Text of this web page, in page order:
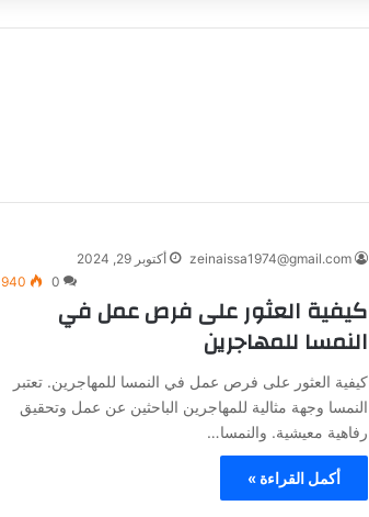
zeinaissa1974@gmail.com
أكتوبر 29, 2024
0
940
كيفية العثور على فرص عمل في
النمسا للمهاجرين
كيفية العثور على فرص عمل في النمسا للمهاجرين. تعتبر
النمسا وجهة مثالية للمهاجرين الباحثين عن عمل وتحقيق
رفاهية معيشية. والنمسا…
أكمل القراءة »